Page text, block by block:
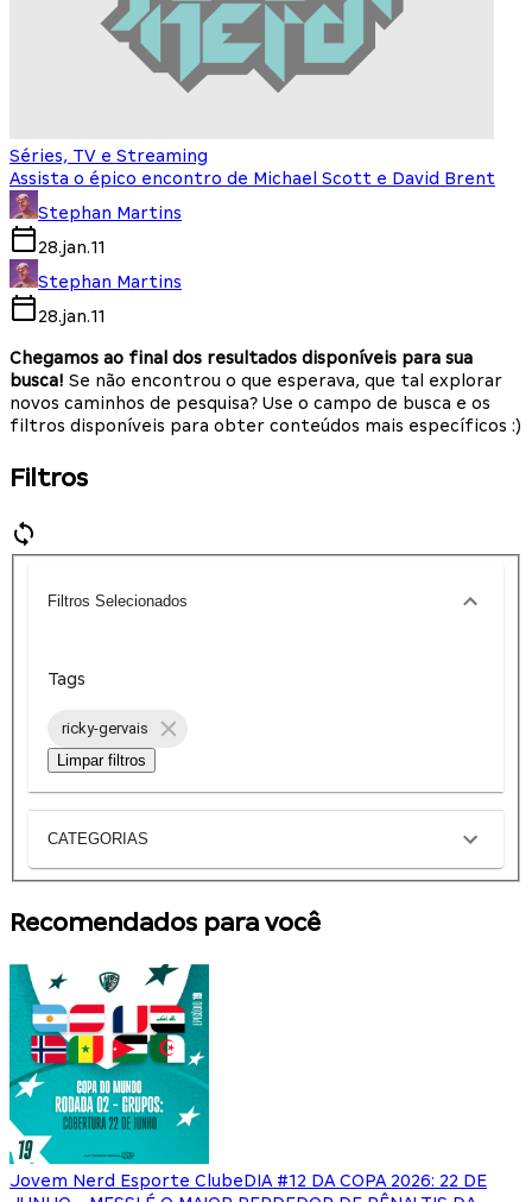
Séries, TV e Streaming
Assista o épico encontro de Michael Scott e David Brent
Stephan Martins
28.jan.11
Stephan Martins
28.jan.11
Chegamos ao final dos resultados disponíveis para sua
busca! Se não encontrou o que esperava, que tal explorar
novos caminhos de pesquisa? Use o campo de busca e os
filtros disponíveis para obter conteúdos mais específicos :)
Filtros
Filtros Selecionados
Tags
ricky-gervais
Limpar filtros
CATEGORIAS
Recomendados para você
Jovem Nerd Esporte ClubeDIA #12 DA COPA 2026: 22 DE